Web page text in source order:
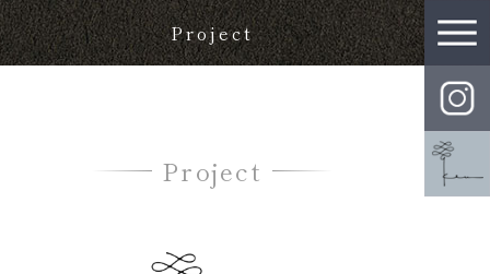
Project
Project